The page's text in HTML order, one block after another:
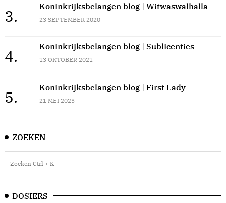
3.
Koninkrijksbelangen blog | Witwaswalhalla
23 SEPTEMBER 2020
4.
Koninkrijksbelangen blog | Sublicenties
13 OKTOBER 2021
5.
Koninkrijksbelangen blog | First Lady
21 MEI 2023
ZOEKEN
DOSIERS